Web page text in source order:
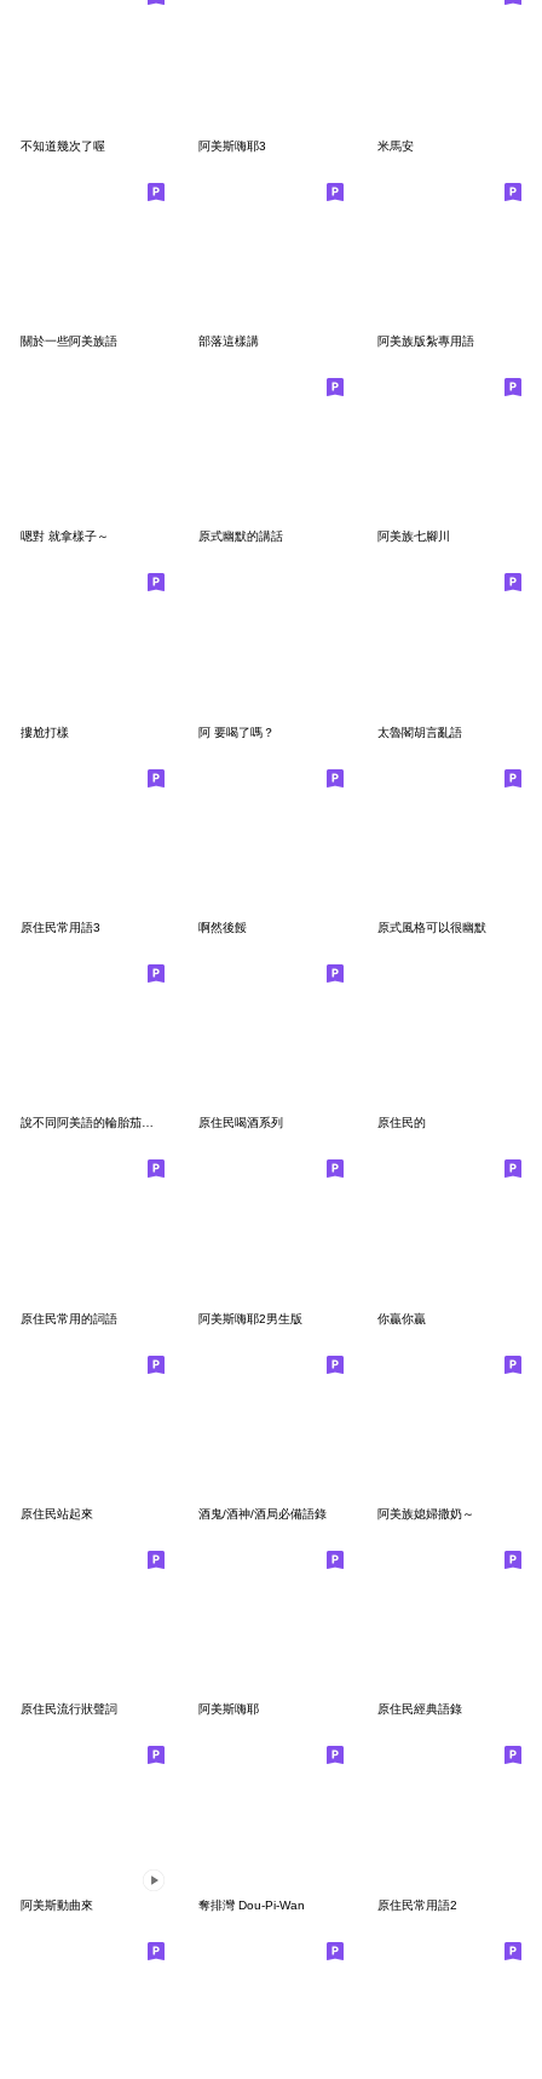
不知道幾次了喔 阿美斯嗨耶3 米馬安
關於一些阿美族語 部落這樣講 阿美族版紮專用語
嗯對 就拿樣子～ 原式幽默的講話 阿美族七腳川
摟尬打樣 阿 要喝了嗎？ 太魯閣胡言亂語
原住民常用語3 啊然後餒 原式風格可以很幽默
說不同阿美語的輪胎茄與蝸牛 原住民喝酒系列 原住民的
原住民常用的詞語 阿美斯嗨耶2男生版 你贏你贏
原住民站起來 酒鬼/酒神/酒局必備語錄 阿美族媳婦撒奶～
原住民流行狀聲詞 阿美斯嗨耶 原住民經典語錄
阿美斯動曲來 奪排灣 Dou-Pi-Wan 原住民常用語2